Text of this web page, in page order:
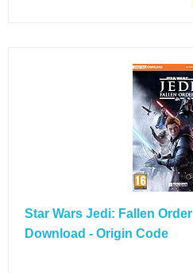
Star Wars Jedi: Fallen
Download - Origin Code